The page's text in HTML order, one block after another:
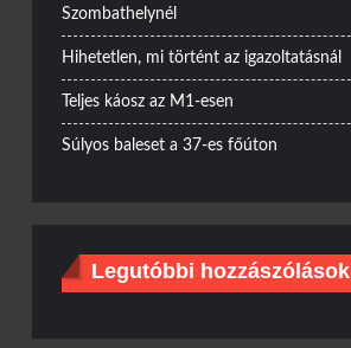
Szombathelynél
Hihetetlen, mi történt az igazoltatásnál
Teljes káosz az M1-esen
Súlyos baleset a 37-es főúton
Legutóbbi hozzászólások